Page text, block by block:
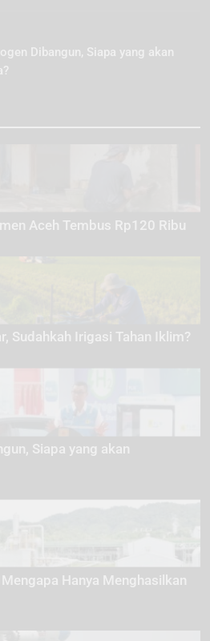
Dibangun, Siapa yang akan
Aceh Tembus Rp120 Ribu
Sudahkah Irigasi Tahan Iklim?
Siapa yang akan
Hanya Menghasilkan